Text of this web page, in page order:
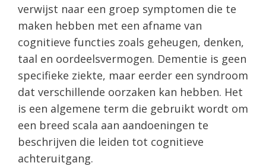
verwijst naar een groep symptomen die te
maken hebben met een afname van
cognitieve functies zoals geheugen, denken,
taal en oordeelsvermogen. Dementie is geen
specifieke ziekte, maar eerder een syndroom
dat verschillende oorzaken kan hebben. Het
is een algemene term die gebruikt wordt om
een breed scala aan aandoeningen te
beschrijven die leiden tot cognitieve
achteruitgang.